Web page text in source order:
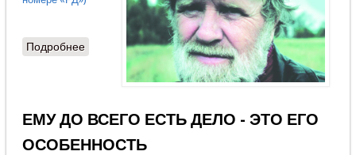
Подробнеео Родственная душа – Василий Белов
ЕМУ ДО ВСЕГО ЕСТЬ ДЕЛО - ЭТО ЕГО
ОСОБЕННОСТЬ